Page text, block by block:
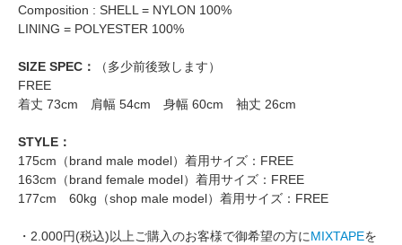
Composition : SHELL = NYLON 100%
LINING = POLYESTER 100%
SIZE SPEC：
（多少前後致します）
FREE
着丈 73cm 肩幅 54cm 身幅 60cm 袖丈 26cm
STYLE：
175cm（brand male model）着用サイズ：FREE
163cm（brand female model）着用サイズ：FREE
177cm 60kg（shop male model）着用サイズ：FREE
・2.000円(税込)以上ご購入のお客様で御希望の方にMIXTAPEを